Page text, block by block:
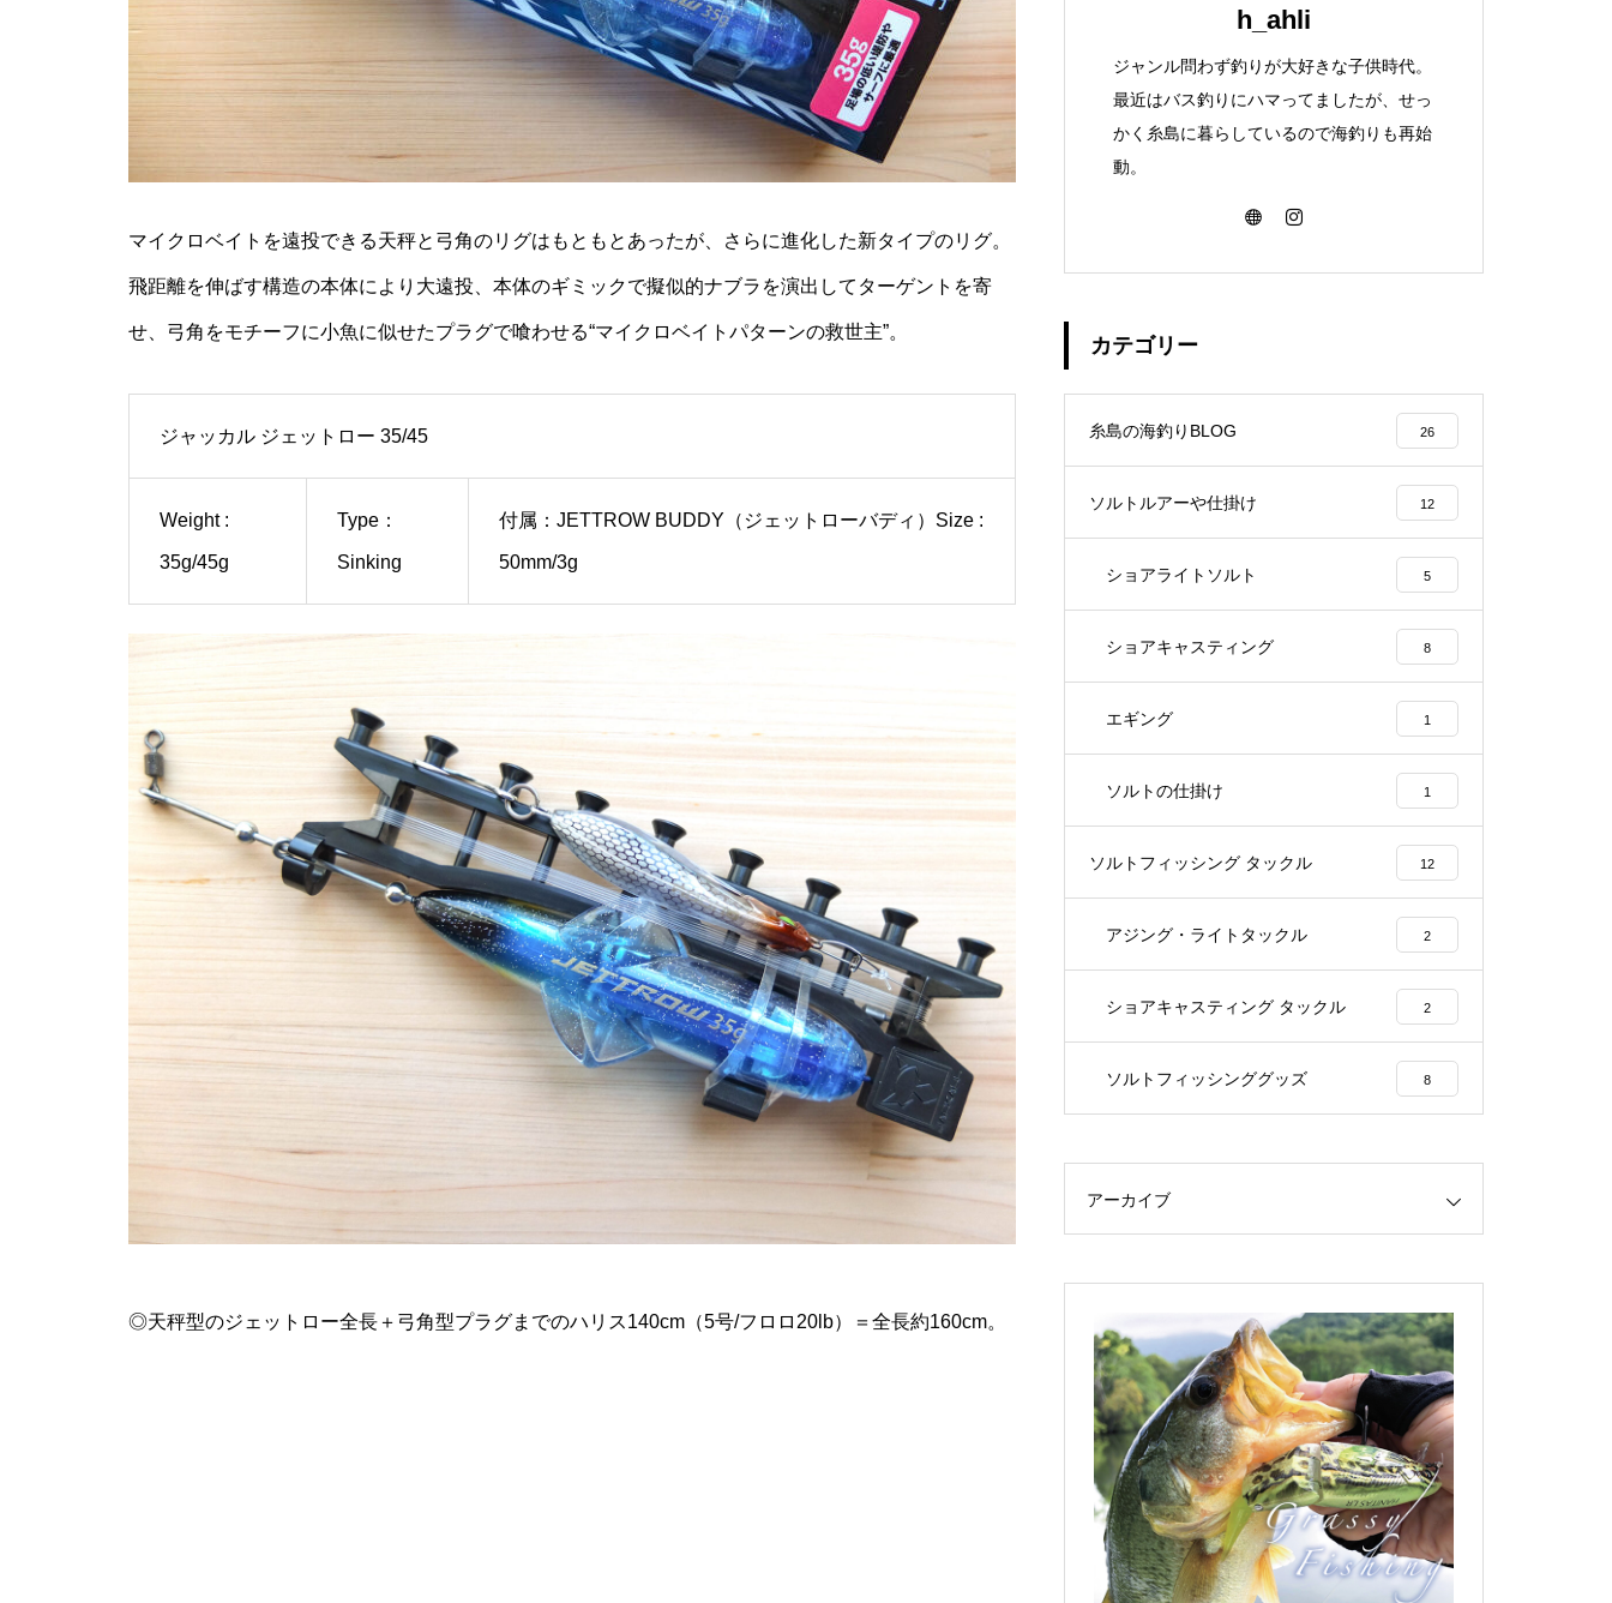
g
Little Jack AMEZAIKU JP 35/45/
55
Little Jack CHARIKOM 50/65
JACKALL JETTROW 35/45 Jackson G-Control 28
3.0/3.5
YAMATOYO PE RESIN SHELLE
R (ORANGE/GRAY)
パナソニック LEDネックライト
BF-AF10P
ソフト クーラーバッグ
マイクロベイトを遠投できる天秤と弓角のリグはもともとあったが、さらに進化した新タイプのリグ。
飛距離を伸ばす構造の本体により大遠投、本体のギミックで擬似的ナブラを演出してターゲントを寄
せ、弓角をモチーフに小魚に似せたプラグで喰わせる“マイクロベイトパターンの救世主”。
ジャッカル ジェットロー 35/45
Weight :
35g/45g
Type：
Sinking
付属：JETTROW BUDDY（ジェットローバディ）Size :
50mm/3g
◎天秤型のジェットロー全長＋弓角型プラグまでのハリス140cm（5号/フロロ20lb）＝全長約160cm。
h_ahli
ジャンル問わず釣りが大好きな子供時代。
最近はバス釣りにハマってましたが、せっ
かく糸島に暮らしているので海釣りも再始
動。
カテゴリー
糸島の海釣りBLOG 26
ソルトルアーや仕掛け 12
ショアライトソルト 5
ショアキャスティング 8
エギング 1
ソルトの仕掛け 1
ソルトフィッシング タックル 12
アジング・ライトタックル 2
ショアキャスティング タックル 2
ソルトフィッシンググッズ 8
アーカイブ